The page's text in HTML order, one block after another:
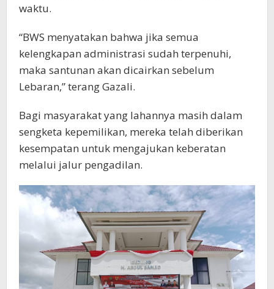
waktu.
“BWS menyatakan bahwa jika semua
kelengkapan administrasi sudah terpenuhi,
maka santunan akan dicairkan sebelum
Lebaran,” terang Gazali.
Bagi masyarakat yang lahannya masih dalam
sengketa kepemilikan, mereka telah diberikan
kesempatan untuk mengajukan keberatan
melalui jalur pengadilan.